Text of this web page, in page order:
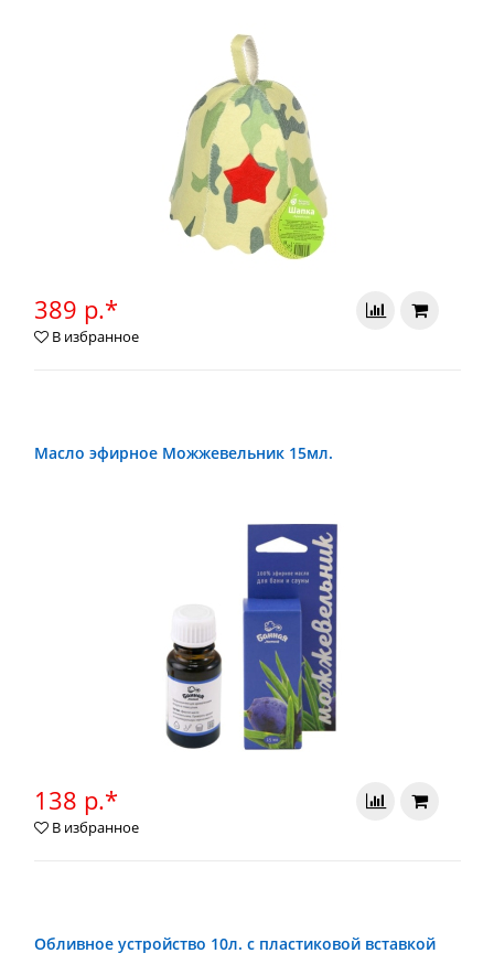
389 р.*
В избранное
Масло эфирное Можжевельник 15мл.
138 р.*
В избранное
Обливное устройство 10л. с пластиковой вставкой